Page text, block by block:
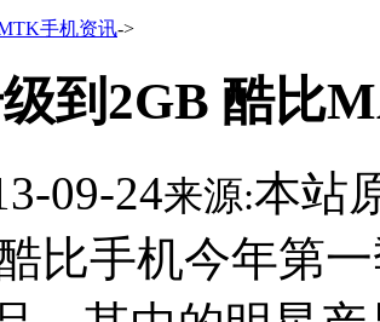
手机资讯->
到2GB 酷比
09-24来源:本站
比手机今年第